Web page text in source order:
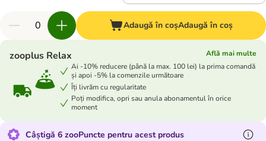
Adaugă în coșAdaugă în coș
zooplus Relax
Află mai multe
Ai -10% reducere (până la max. 100 lei) la prima comandă
și apoi -5% la comenzile următoare
Îți livrăm cu regularitate
Poți modifica, opri sau anula abonamentul în orice
moment
Câștigă 6 zooPuncte pentru acest produs